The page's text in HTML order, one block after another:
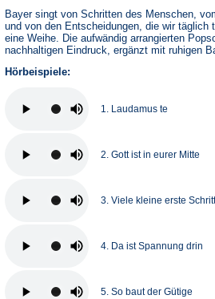
Bayer singt von Schritten des Menschen,
und von den Entscheidungen, die wir täglich
eine Weihe. Die aufwändig arrangierten
nachhaltigen Eindruck, ergänzt mit ruhigen
Hörbeispiele:
1. Laudamus te
2. Gott ist in eurer Mitte
3. Viele kleine erste
4. Da ist Spannung drin
5. So baut der Gütige